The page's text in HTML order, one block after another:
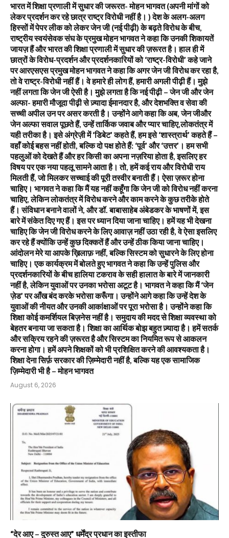
भारत में शिक्षा प्रणाली में सुधार की जरूरत- मोहन भागवत (अपनी मांगों को
लेकर प्रदर्शन कर रहे छात्र राष्ट्र विरोधी नहीं है। ) देश के अलग-अलग
हिस्सों में पेपर लीक को लेकर जेन जी (नई पीढ़ी) के बढ़ते विरोध के बीच,
राष्ट्रीय स्वयंसेवक संघ के प्रमुख मोहन भागवत ने कहा कि उनकी शिकायतें
जायज़ हैं और भारत की शिक्षा प्रणाली में सुधार की ज़रूरत है। हाल ही में
छात्रों के विरोध-प्रदर्शन और प्रदर्शनकारियों को ‘राष्ट्र-विरोधी’ कहे जाने
पर आरएसएस प्रमुख मोहन भागवत ने कहा कि अगर जेन जी विरोध कर रहा है,
तो वे राष्ट्र-विरोधी नहीं हैं। वे हमारे ही लोग हैं, हमारी अगली पीढ़ी हैं। मुझे
नहीं लगता कि जेन जी ऐसी है। मुझे लगता है कि नई पीढ़ी – जेन जी और जेन
अल्फा- हमारी मौजूदा पीढ़ी से ज़्यादा ईमानदार है, और देशभक्ति व सेवा की
सच्ची अपील उन पर असर करती है। उन्होंने आगे कहा कि अब, जेन जीऔर
जेन अल्फा सवाल पूछते हैं, उन्हें तार्किक जवाब और प्यार चाहिए,लोकतंत्र में
यही तरीका है। इसे अंग्रेज़ी में ‘डिबेट’ कहते हैं, हम इसे ‘शास्त्रार्थ’ कहते हैं –
वहाँ कोई बहस नहीं होती, बल्कि दो पक्ष होते हैं: ‘पूर्व’ और ‘उत्तर’। हम सभी
पहलुओं को देखते हैं और हर किसी का अपना नज़रिया होता है, इसलिए हर
विषय पर एक नया पहलू सामने आता है। तो, हमें कई राय और विरोधी राय
मिलती हैं, जो मिलकर सच्चाई की पूरी तस्वीर बनाती हैं। ऐसा ज़रूर होना
चाहिए। भागवत ने कहा कि मैं यह नहीं कहूँगा कि जेन जी को विरोध नहीं करना
चाहिए, लेकिन लोकतंत्र में विरोध करने और काम करने के कुछ तरीके होते
हैं। संविधान बनाने वालों ने, और डॉ. बाबासाहेब अंबेडकर के भाषणों में, इस
बारे में संकेत दिए गए हैं। इस पर ध्यान दिया जाना चाहिए। हमें यह भी देखना
चाहिए कि जेन जी विरोध करने के लिए आवाज़ नहीं उठा रही है, वे ऐसा इसलिए
कर रहे हैं क्योंकि उन्हें कुछ दिक्कतें हैं और उन्हें ठीक किया जाना चाहिए।
आंदोलन मेरे या आपके ख़िलाफ़ नहीं, बल्कि सिस्टम को सुधारने के लिए होना
चाहिए। एक कार्यक्रम में बोलते हुए भागवत ने कहा कि उन्हें पुलिस और
प्रदर्शनकारियों के बीच हालिया टकराव के सही हालात के बारे में जानकारी
नहीं है, लेकिन युवाओं पर उनका भरोसा अटूट है। भागवत ने कहा कि मैं ‘जेन
ज़ेड’ पर आँख बंद करके भरोसा करूँगा। उन्होंने आगे कहा कि उन्हें देश के
युवाओं की नीयत और उनकी आकांक्षाओं पर पूरा भरोसा है। उन्होंने कहा कि
शिक्षा कोई कमर्शियल बिज़नेस नहीं है। समुदाय की मदद से शिक्षा व्यवस्था को
बेहतर बनाया जा सकता है। शिक्षा का आर्थिक बोझ बहुत ज़्यादा है। हमें सतर्क
और सक्रिय रहने की ज़रूरत है और सिस्टम का नियमित रूप से आकलन
करना होगा। हमें अपने शिक्षकों को भी प्रशिक्षित करने की आवश्यकता है।
शिक्षा देना सिर्फ़ सरकार की ज़िम्मेदारी नहीं है, बल्कि यह एक सामाजिक
ज़िम्मेदारी भी है – मोहन भागवत
August 6, 2026
“देर आए – दुरुस्त आए” धर्मेंद्र प्रधान का इस्तीफा